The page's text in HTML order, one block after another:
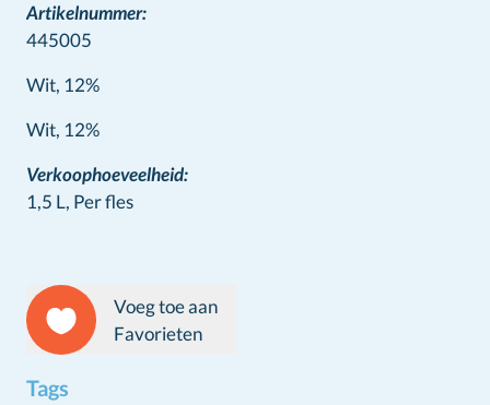
Artikelnummer:
445005
Wit, 12%
Wine info
Wit, 12%
Verkoophoeveelheid:
1,5 L, Per fles
Voeg toe aan
Favorieten
Tags